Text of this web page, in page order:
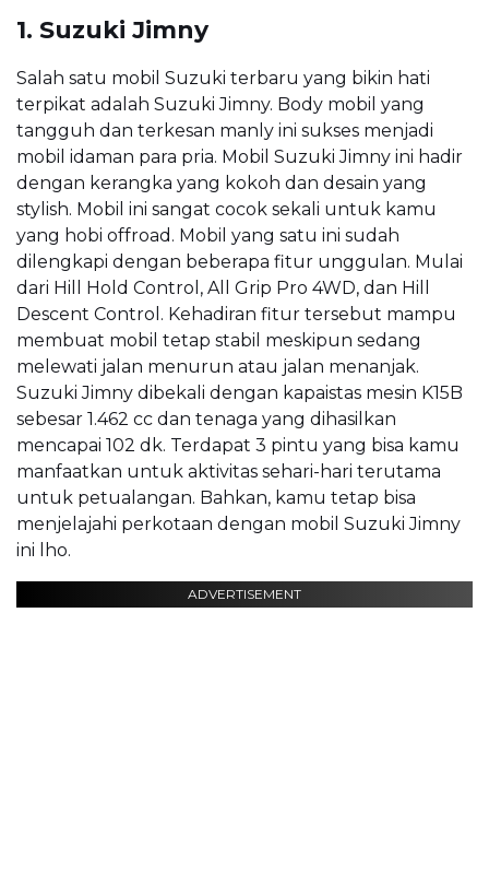
1. Suzuki Jimny
Salah satu mobil Suzuki terbaru yang bikin hati
terpikat adalah Suzuki Jimny. Body mobil yang
tangguh dan terkesan manly ini sukses menjadi
mobil idaman para pria. Mobil Suzuki Jimny ini hadir
dengan kerangka yang kokoh dan desain yang
stylish. Mobil ini sangat cocok sekali untuk kamu
yang hobi offroad. Mobil yang satu ini sudah
dilengkapi dengan beberapa fitur unggulan. Mulai
dari Hill Hold Control, All Grip Pro 4WD, dan Hill
Descent Control. Kehadiran fitur tersebut mampu
membuat mobil tetap stabil meskipun sedang
melewati jalan menurun atau jalan menanjak.
Suzuki Jimny dibekali dengan kapaistas mesin K15B
sebesar 1.462 cc dan tenaga yang dihasilkan
mencapai 102 dk. Terdapat 3 pintu yang bisa kamu
manfaatkan untuk aktivitas sehari-hari terutama
untuk petualangan. Bahkan, kamu tetap bisa
menjelajahi perkotaan dengan mobil Suzuki Jimny
ini lho.
ADVERTISEMENT